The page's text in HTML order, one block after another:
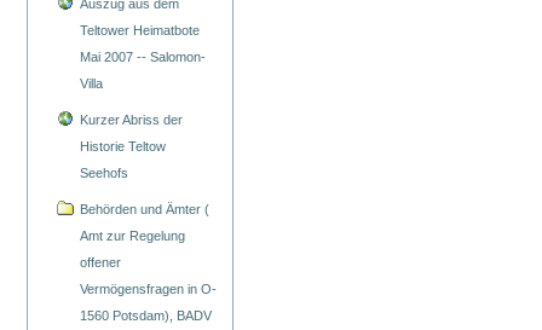
Auszug aus dem
Teltower Heimatbote
Mai 2007 -- Salomon-
Villa
Kurzer Abriss der
Historie Teltow
Seehofs
Behörden und Ämter (
Amt zur Regelung
offener
Vermögensfragen in O-
1560 Potsdam), BADV